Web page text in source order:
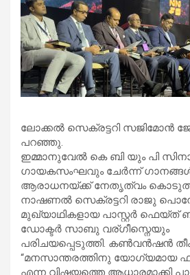
ലോക്കൽ സെക്രട്ടറി സജിമോൻ
പറഞ്ഞു.
ഇമ്മാനുവേൽ കെ ബി യും പി
ഗായകസംഘവും ചേർന്ന്
ആരാധനയ്ക്ക് നേതൃത്വം
നാഷണൽ സെക്രട്ടറി രാജു
മുഖ്യാഥികളായ പാസ്റ്റർ
ഡോക്ടർ സാബു വര്ഗീസ്നെയും
പരിചയപ്പെടുത്തി. കൺവൻഷൻ
“മനസാന്തരത്തിനു യോഗ്യമായ
എന്ന വിഷയത്തെ ആധാരമാക്കി